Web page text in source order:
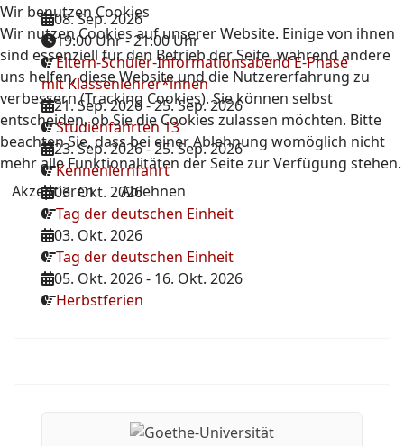
08. Sep. 2026
19:00 Uhr-21:00 Uhr
Eltern-Schüler-Informationsabend E-Phase
mit Klassenlehrer*innen
21. Sep. 2026-25. Sep. 2026
Studienfahrten 13
23. Sep. 2026-25. Sep. 2026
Kennenlernfahrt
03. Okt. 2026
Tag der deutschen Einheit
03. Okt. 2026
Tag der deutschen Einheit
05. Okt. 2026- 16. Okt. 2026
Herbstferien
Wir benutzen Cookies
Wir nutzen Cookies auf unserer Website. Einige von ihnen
sind essenziell für den Betrieb der Seite, während andere
uns helfen, diese Website und die Nutzererfahrung zu
verbessern (Tracking Cookies). Sie können selbst
entscheiden, ob Sie die Cookies zulassen möchten. Bitte
beachten Sie, dass bei einer Ablehnung womöglich nicht
mehr alle Funktionalitäten der Seite zur Verfügung stehen.
Akzeptieren
Ablehnen